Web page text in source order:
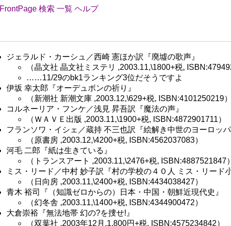
FrontPage 検索 一覧 ヘルプ
ジェラルド・カーシュ／西崎 憲ほか訳『廃墟の歌声』
（晶文社 晶文社ミステリ ,2003.11,\1800+税,
……11/29のbk1ランキング3位だそうですよ
伊坂 幸太郎『オーデュボンの祈り』
（新潮社 新潮文庫 ,2003.12,\629+税, ISBN:4101250219）
コルネーリア・フンケ／浅見 昇吾訳『魔法の声』
（ＷＡＶＥ出版 ,2003.11,\1900+税, ISBN:4872901711）
フランソワ・イシェ／蔵持 不三也訳『絵解き中世のヨーロッパ
（原書房 ,2003.12,\4200+税, ISBN:4562037083）
河毛 二郎『紙は生きている』
（トランスアート ,2003.11,\2476+税, ISBN:4887521847）
ミス・リード／中村 妙子訳『村の学校の４０人 ミス・リード小
（日向房 ,2003.11,\2400+税, ISBN:4434038427）
青木 裕司『（知識ゼロからの）日本・中国・朝鮮近現代史』
（幻冬舎 ,2003.11,\1400+税, ISBN:4344900472）
大倉崇裕『無法地帯 幻の?を捜せ!』
（双葉社 ,2003年12月,1,800円+税, ISBN:4575234842）